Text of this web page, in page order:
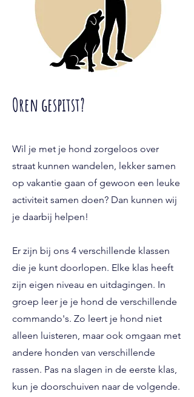
Oren gespitst?
Wil je met je hond zorgeloos over
straat kunnen wandelen, lekker samen
op vakantie gaan of gewoon een leuke
activiteit samen doen? Dan kunnen wij
je daarbij helpen!
Er zijn bij ons 4 verschillende klassen
die je kunt doorlopen. Elke klas heeft
zijn eigen niveau en uitdagingen. In
groep leer je je hond de verschillende
commando's. Zo leert je hond niet
alleen luisteren, maar ook omgaan met
andere honden van verschillende
rassen. Pas na slagen in de eerste klas,
kun je doorschuiven naar de volgende.